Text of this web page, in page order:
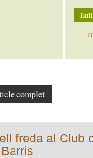
complet
freda al Club